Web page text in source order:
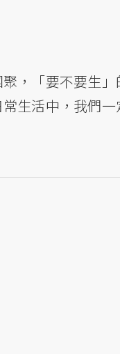
，「要不要生」
生活中，我們一